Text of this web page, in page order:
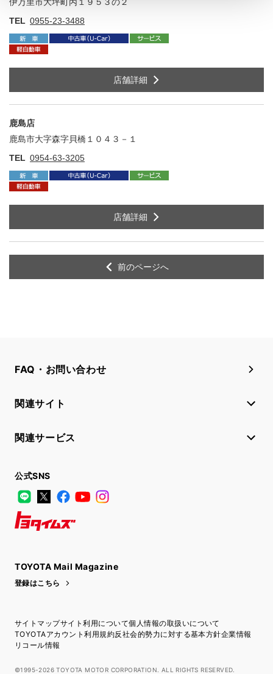
TEL 0955-23-3488
店舗詳細
鹿島店
鹿島市大字森字貝橋１０４３－１
TEL 0954-63-3205
店舗詳細
前のページへ
FAQ・お問い合わせ
関連サイト
関連サービス
公式SNS
LINE
X FacebookYouTube
TOYOTA Mail Magazine
登録はこちら
サイトマップサイト利用について個人情報の取扱いについて
TOYOTAアカウント利用規約反社会的勢力に対する基本方針企業情報
リコール情報
©1995-2026 TOYOTA MOTOR CORPORATION. ALL RIGHTS RESERVED.